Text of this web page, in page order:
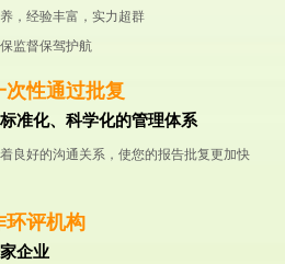
，经验丰富，实力超群
监督保驾护航
次性通过批复
准化、科学化的管理体系
良好的沟通关系，使您的报告批复更加快
环评机构
企业